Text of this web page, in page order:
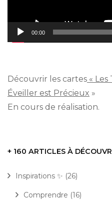
00:00
Découvrir les cartes « Les
Éveiller est Précieux »
En cours de réalisation.
+ 160 ARTICLES À
Inspirations ✨ (26)
Comprendre (16)